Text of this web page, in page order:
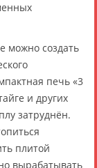
можно создать
печь «3
и других
затруднён.
плитой
вырабатывать